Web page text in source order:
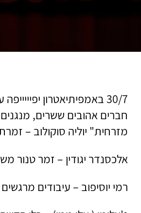
30/7 באמפיתיאטרון
חברים אהובים ששרים,
מזרחית" יוליה סוקולוב –
אלכסנדר יגודין – זמר טנור
רמי יוסיפוב – עיבודים מרגשים